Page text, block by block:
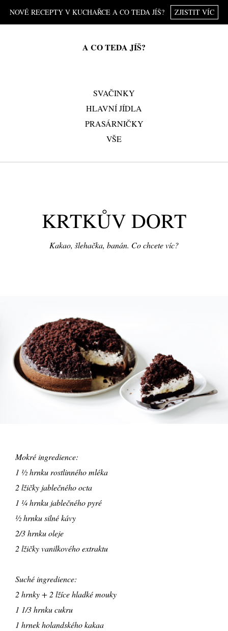
NOVÉ RECEPTY V KUCHAŘCE A CO TEDA JÍŠ? ZJISTIT VÍC
A CO TEDA JÍŠ?
SVAČINKY
HLAVNÍ JÍDLA
PRASÁRNIČKY
VŠE
KRTKŮV DORT
Kakao, šlehačka, banán. Co chcete víc?
Mokré ingredience:
1 ½ hrnku rostlinného mléka
2 lžičky jablečného octa
1 ¼ hrnku jablečného pyré
½ hrnku silné kávy
2/3 hrnku oleje
2 lžičky vanilkového extraktu
Suché ingredience:
2 hrnky + 2 lžíce hladké mouky
1 1/3 hrnku cukru
1 hrnek holandského kakaa